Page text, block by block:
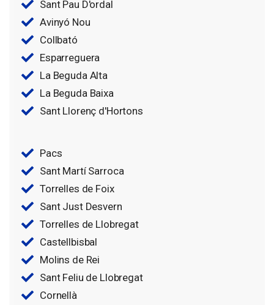
Sant Pau D'ordal
Avinyó Nou
Collbató
Esparreguera
La Beguda Alta
La Beguda Baixa
Sant Llorenç d'Hortons
Pacs
Sant Martí Sarroca
Torrelles de Foix
Sant Just Desvern
Torrelles de Llobregat
Castellbisbal
Molins de Rei
Sant Feliu de Llobregat
Cornellà